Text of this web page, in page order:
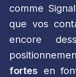
comme
que vos
encore
fortes en